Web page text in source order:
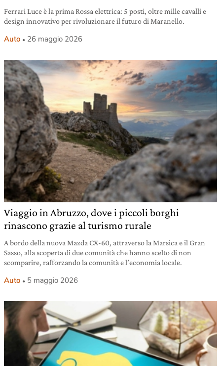
Ferrari Luce è la prima Rossa elettrica: 5 posti, oltre mille cavalli e
design innovativo per rivoluzionare il futuro di Maranello.
Auto 26 maggio 2026
Viaggio in Abruzzo, dove i piccoli borghi
rinascono grazie al turismo rurale
A bordo della nuova Mazda CX-60, attraverso la Marsica e il Gran
Sasso, alla scoperta di due comunità che hanno scelto di non
scomparire, rafforzando la comunità e l’economia locale.
Auto 5 maggio 2026